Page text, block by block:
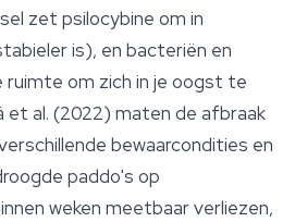
zet psilocybine om in
is), en bacteriën en
ruimte om zich in je oogst te
et al. (2022) maten de afbraak
bewaarcondities en
paddo's op
weken meetbaar verliezen,